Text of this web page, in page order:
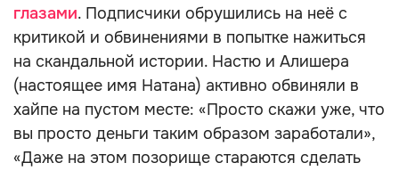
глазами. Подписчики обрушились на неё с
критикой и обвинениями в попытке нажиться
на скандальной истории. Настю и Алишера
(настоящее имя Натана) активно обвиняли в
хайпе на пустом месте: «Просто скажи уже, что
вы просто деньги таким образом заработали»,
«Даже на этом позорище стараются сделать